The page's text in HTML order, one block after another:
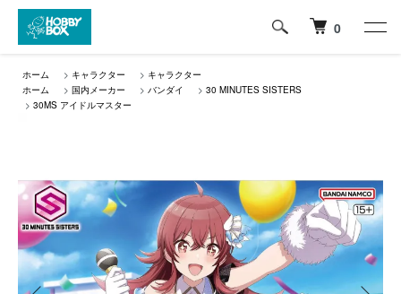
0
ホーム > キャラクター > キャラクター
ホーム
> 国内メーカー > バンダイ > 30 MINUTES SISTERS
> 30MS アイドルマスター